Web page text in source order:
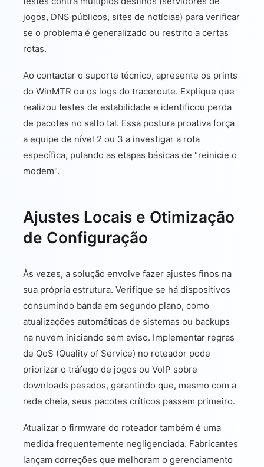
jogos, DNS públicos, sites de notícias) para verificar
se o problema é generalizado ou restrito a certas
rotas.
Ao contactar o suporte técnico, apresente os prints
do WinMTR ou os logs do traceroute. Explique que
realizou testes de estabilidade e identificou perda
de pacotes no salto tal. Essa postura proativa força
a equipe de nível 2 ou 3 a investigar a rota
específica, pulando as etapas básicas de "reinicie o
modem".
Ajustes Locais e Otimização
de Configuração
Às vezes, a solução envolve fazer ajustes finos na
sua própria estrutura. Verifique se há dispositivos
consumindo banda em segundo plano, como
atualizações automáticas de sistemas ou backups
na nuvem iniciando sem aviso. Implementar regras
de QoS (Quality of Service) no roteador pode
priorizar o tráfego de jogos ou VoIP sobre
downloads pesados, garantindo que, mesmo com a
rede cheia, seus pacotes críticos passem primeiro.
Atualizar o firmware do roteador também é uma
medida frequentemente negligenciada. Fabricantes
lançam correções que melhoram o gerenciamento